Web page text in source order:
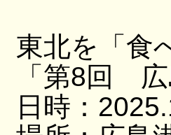
東北を「食
「第8回
日時：